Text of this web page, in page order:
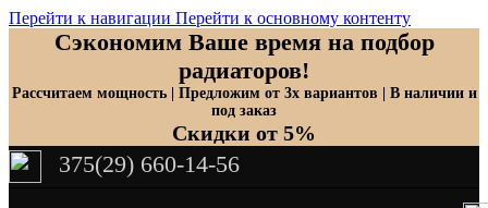
Перейти к навигации Перейти к основному контенту
Сэкономим Ваше время на подбор
радиаторов!
Рассчитаем мощность | Предложим от 3х вариантов | В наличии и
под заказ
Скидки от 5%
375(29) 660-14-56